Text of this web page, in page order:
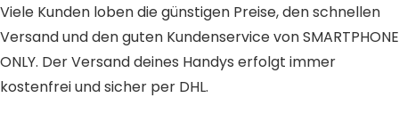
Viele Kunden loben die günstigen Preise, den schnellen
Versand und den guten Kundenservice von SMARTPHONE
ONLY. Der Versand deines Handys erfolgt immer
kostenfrei und sicher per DHL.